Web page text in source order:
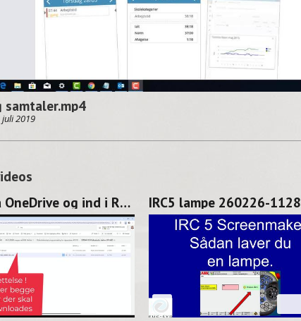
juli 2019
Hent fra OneDrive og ind i RS 260227-1128
IRC5 lampe 260226-1128